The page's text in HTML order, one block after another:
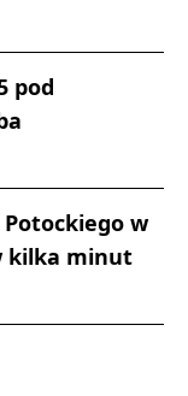
pod
Potockiego w
kilka minut